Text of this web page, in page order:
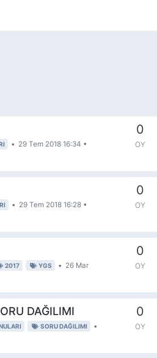
• 29 Tem 2018 16:34 •
0
OY
• 29 Tem 2018 16:28 •
0
OY
2017 YGS • 26 Mar
0
OY
DAĞILIMI
SORU DAĞILIMI
•
0
OY